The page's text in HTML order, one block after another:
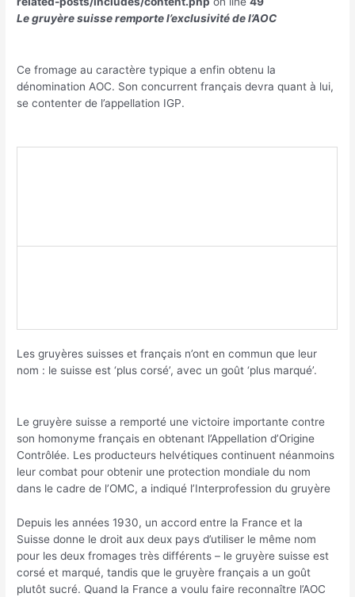
Le gruyère suisse remporte l’exclusivité de l’AOC
Ce fromage au caractère typique a enfin obtenu la
dénomination AOC. Son concurrent français devra quant à lui,
se contenter de l’appellation IGP.
Les gruyères suisses et français n’ont en commun que leur
nom : le suisse est ‘plus corsé’, avec un goût ‘plus marqué’.
Le gruyère suisse a remporté une victoire importante contre
son homonyme français en obtenant l’Appellation d’Origine
Contrôlée. Les producteurs helvétiques continuent néanmoins
leur combat pour obtenir une protection mondiale du nom
dans le cadre de l’OMC, a indiqué l’Interprofession du gruyère
Depuis les années 1930, un accord entre la France et la
Suisse donne le droit aux deux pays d’utiliser le même nom
pour les deux fromages très différents – le gruyère suisse est
corsé et marqué, tandis que le gruyère français a un goût
plutôt sucré. Quand la France a voulu faire reconnaître l’AOC